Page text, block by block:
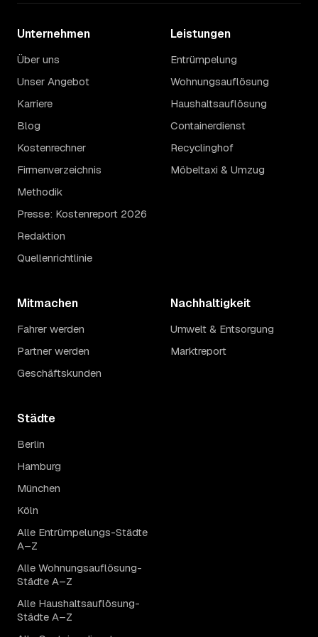
Unternehmen
Über uns
Unser Angebot
Karriere
Blog
Kostenrechner
Firmenverzeichnis
Methodik
Presse: Kostenreport 2026
Redaktion
Quellenrichtlinie
Leistungen
Entrümpelung
Wohnungsauflösung
Haushaltsauflösung
Containerdienst
Recyclinghof
Möbeltaxi & Umzug
Mitmachen
Fahrer werden
Partner werden
Geschäftskunden
Nachhaltigkeit
Umwelt & Entsorgung
Marktreport
Städte
Berlin
Hamburg
München
Köln
Alle Entrümpelungs-Städte
A–Z
Alle Wohnungsauflösung-
Städte A–Z
Alle Haushaltsauflösung-
Städte A–Z